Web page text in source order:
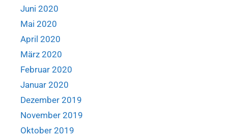
Juni 2020
Mai 2020
April 2020
März 2020
Februar 2020
Januar 2020
Dezember 2019
November 2019
Oktober 2019